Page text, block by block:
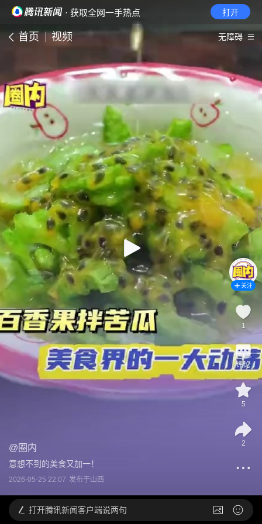
· 获取全网一手热点 打开
首页 视频 无障碍
@ 圈内
意想不到的美食又加一！
2026-05-25 22:07 发布于山西
关注
1
评论
5
2
打开腾讯新闻客户端说两句